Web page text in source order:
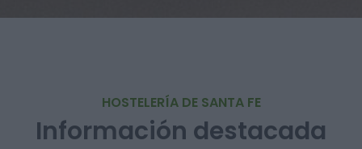
HOSTELERÍA DE SANTA FE
Información destacada